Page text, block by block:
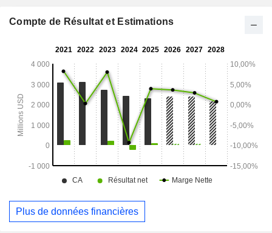
l’échelle mondiale. Son activité de distribution
RLJ Entertainment Films et Shudder. Le segment
(AMCNI), dont les activités de programmation internationale
consistent en un portefeuille de chaînes distribuées dans le
monde entier.
Compte de Résultat et Estimations
Plus de données financières